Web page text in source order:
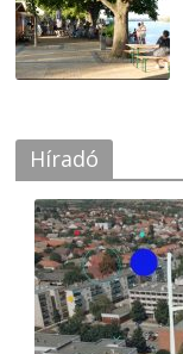
Híradó